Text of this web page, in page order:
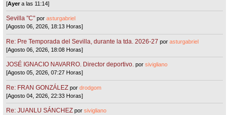
[Ayera las 11:14]
Sevilla "C"porasturgabriel
[Agosto 06, 2026, 18:13 Horas]
Re: Pre Temporada del Sevilla, durante la tda. 2026-27 porasturgabriel
[Agosto 06, 2026, 18:08 Horas]
JOSÉ IGNACIO NAVARRO. Director deportivo. porsivigliano
[Agosto 05, 2026, 07:27 Horas]
Re: FRAN GONZÁLEZ pordrodgom
[Agosto 04, 2026, 22:33 Horas]
Re: JUANLU SÁNCHEZ porsivigliano